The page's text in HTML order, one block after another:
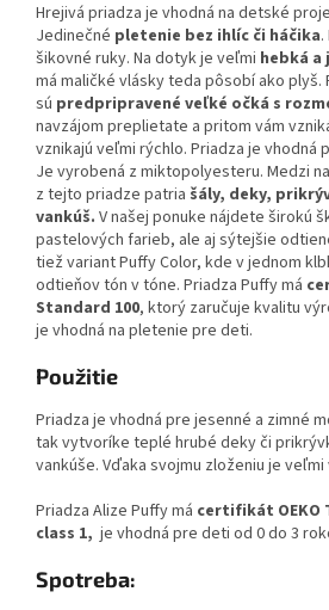
Hrejivá priadza je vhodná na detské
Jedinečné pletenie bez ihlíc či háčika
šikovné ruky. Na dotyk je veľmi hebká a
má maličké vlásky teda pôsobí ako plyš.
sú predpripravené veľké očká s
navzájom preplietate a pritom vám
vznikajú veľmi rýchlo. Priadza je vhodná
Je vyrobená z miktopolyesteru. Medzi
z tejto priadze patria šály, deky,
vankúš. V našej ponuke nájdete širokú
pastelových farieb, ale aj sýtejšie
tiež variant Puffy Color, kde v jednom
odtieňov tón v tóne. Priadza Puffy má
Standard 100, ktorý zaručuje kvalitu
je vhodná na pletenie pre deti.
Použitie
Priadza je vhodná pre jesenné a zimné
tak vytvoríke teplé hrubé deky či
vankúše. Vďaka svojmu zloženiu je
Priadza Alize Puffy má certifikát OEKO
class 1, je vhodná pre deti od 0 do 3
Spotreba: